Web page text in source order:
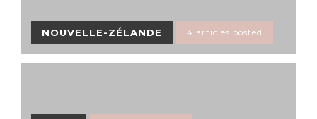
NOUVELLE-ZÉLANDE 4 articles posted